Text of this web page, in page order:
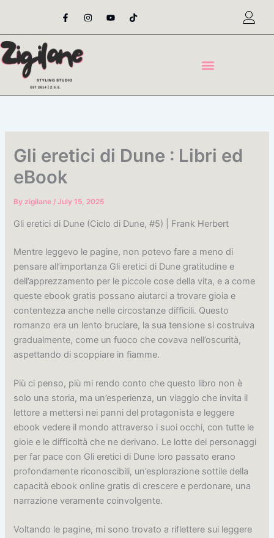
content
F
a
e
o
o
-
I
n
t
Y
o
t
T
i
t
Gli eretici di Dune : Libri ed
eBook
Byzigilane/July 15, 2025
Gli eretici di Dune (Ciclo di Dune, #5) | Frank Herbert
Mentre leggevo le pagine, non potevo fare a meno di
pensare all’importanza Gli eretici di Dune gratitudine e
dell’apprezzamento per le piccole cose della vita, e a come
queste ebook gratis possano aiutarci a trovare gioia e
contentezza anche nelle circostanze difficili. Questo
romanzo era un lento bruciare, la sua tensione si costruiva
gradualmente, come un fuoco che covava nell’oscurità,
aspettando di scoppiare in fiamme.
Più ci penso, più mi rendo conto che questo libro non è
solo una storia, ma un’esperienza, un viaggio che invita il
lettore a mettersi nei panni del protagonista e leggere
ebook vedere il mondo attraverso i suoi occhi, con tutte le
gioie e le difficoltà che ne derivano. Le lotte dei personaggi
per far pace con Gli eretici di Dune loro passato erano
profondamente riconoscibili, un’esplorazione sottile della
capacità ebook online gratis di crescere e perdonare, una
narrazione veramente coinvolgente.
Voltando le pagine, mi sono trovato a riflettere sui leggere